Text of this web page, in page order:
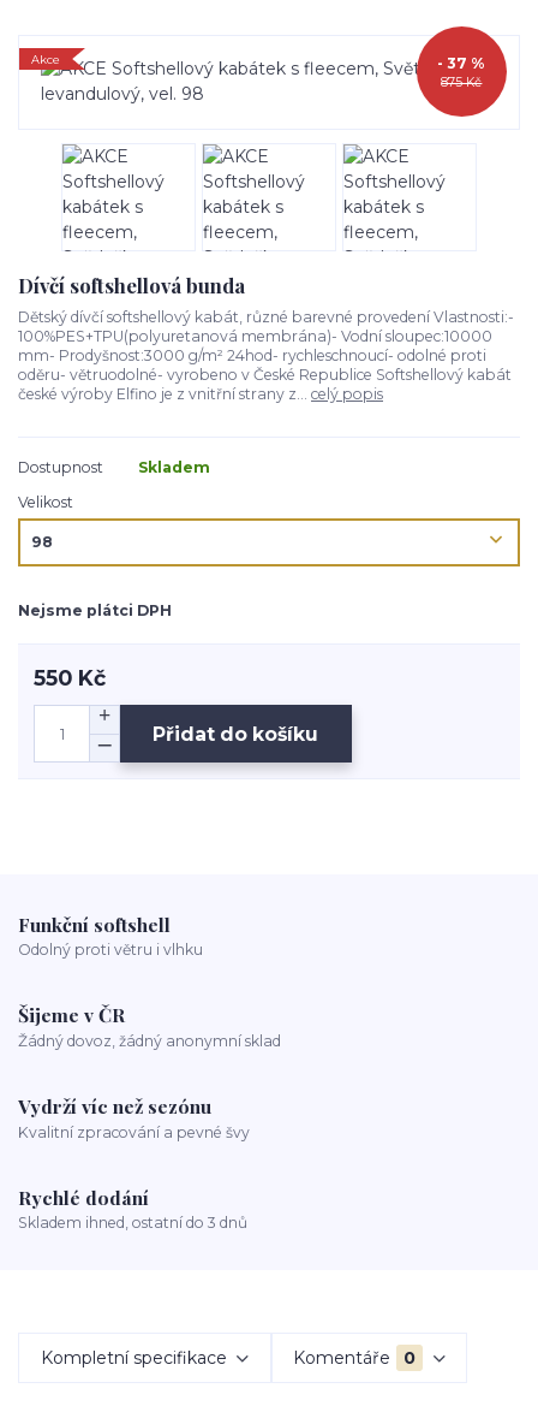
Akce
875 Kč
- 37 %
Dívčí softshellová bunda
Dětský dívčí softshellový kabát, různé barevné provedení Vlastnosti:-
100%PES+TPU(polyuretanová membrána)- Vodní sloupec:10000
mm- Prodyšnost:3000 g/m² 24hod- rychleschnoucí- odolné proti
oděru- větruodolné- vyrobeno v České Republice Softshellový kabát
české výroby Elfino je z vnitřní strany z... celý popis
Dostupnost
Skladem
Velikost
Nejsme plátci DPH
550 Kč
Přidat do košíku
Funkční softshell
Odolný proti větru i vlhku
Šijeme v ČR
Žádný dovoz, žádný anonymní sklad
Vydrží víc než sezónu
Kvalitní zpracování a pevné švy
Rychlé dodání
Skladem ihned, ostatní do 3 dnů
Kompletní specifikace Komentáře 0